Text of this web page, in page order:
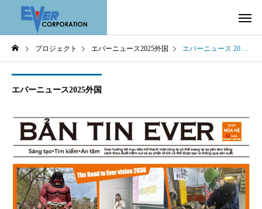
プロジェクト エバーニュース2025外国 エバーニュース 2025 夏号 ～ Vietna ～
エバーニュース2025外国